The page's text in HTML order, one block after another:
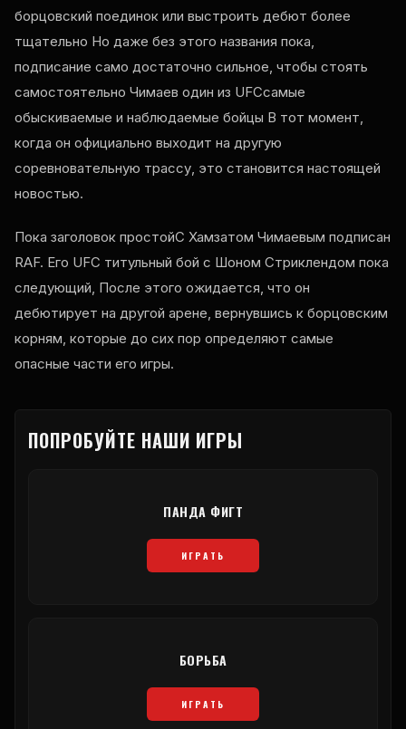
борцовский поединок или выстроить дебют более
тщательно Но даже без этого названия пока,
подписание само достаточно сильное, чтобы стоять
самостоятельно Чимаев один из UFCсамые
обыскиваемые и наблюдаемые бойцы В тот момент,
когда он официально выходит на другую
соревновательную трассу, это становится настоящей
новостью.
Пока заголовок простойС Хамзатом Чимаевым подписан
RAF. Его UFC титульный бой с Шоном Стриклендом пока
следующий, После этого ожидается, что он
дебютирует на другой арене, вернувшись к борцовским
корням, которые до сих пор определяют самые
опасные части его игры.
ПОПРОБУЙТЕ НАШИ ИГРЫ
ПАНДА ФИГТ
ИГРАТЬ
БОРЬБА
ИГРАТЬ